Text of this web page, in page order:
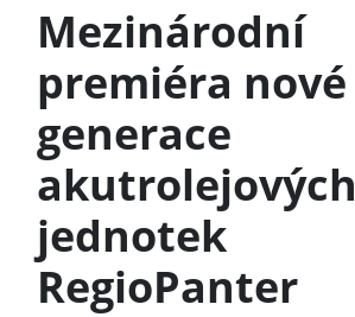
Mezinárodní
premiéra nové
generace
akutrolejových
jednotek
RegioPanter